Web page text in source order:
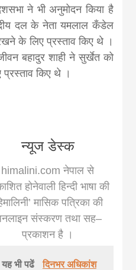
ने भी अनुमोदन किया है
दल के नेता यमलाल कँडेल
रखने के लिए प्रस्ताव किए थे ।
बहादुर शाही ने सुर्खेत को
प्रस्ताव किए थे ।
न्यूज डेस्क
himalini.com नेपाल से
होनेवाली हिन्दी भाषा की
मासिक पत्रिका की
संस्करण तथा सह–
प्रकाशन है ।
यह भी पढें
दिनभर अधिकांश